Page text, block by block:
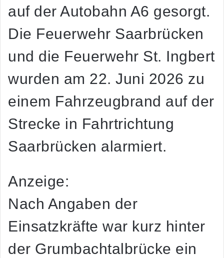
auf der Autobahn A6 gesorgt.
Die Feuerwehr Saarbrücken
und die Feuerwehr St. Ingbert
wurden am 22. Juni 2026 zu
einem Fahrzeugbrand auf der
Strecke in Fahrtrichtung
Saarbrücken alarmiert.
Anzeige:
Nach Angaben der
Einsatzkräfte war kurz hinter
der Grumbachtalbrücke ein